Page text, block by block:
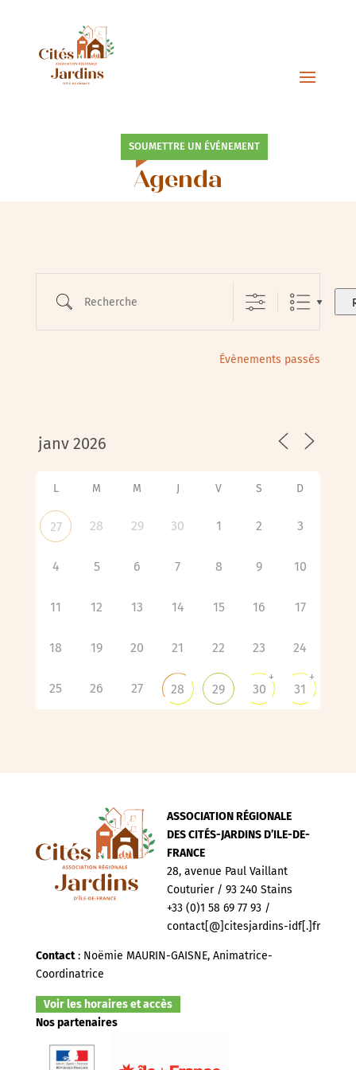
SOUMETTRE UN ÉVÉNEMENT
Agenda
Évènements passés
L M M J V S D
27 28 29 30 1 2 3
4 5 6 7 8 9 10
11 12 13 14 15 16 17
18 19 20 21 22 23 24
25 26 27 28 29 30
+
31
+
ASSOCIATION RÉGIONALE
DES CITÉS-JARDINS D’ILE-DE-
FRANCE
28, avenue Paul Vaillant
Couturier / 93 240 Stains
+33 (0)1 58 69 77 93 /
contact[@]citesjardins-idf[.]fr
Contact: Noëmie MAURIN-GAISNE, Animatrice-
Coordinatrice
Voir les horaires et accès
Nos partenaires